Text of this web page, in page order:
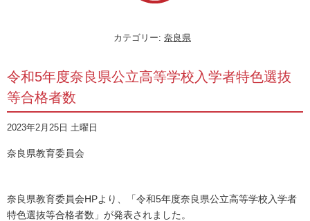
カテゴリー: 奈良県
令和5年度奈良県公立高等学校入学者特色選抜
等合格者数
2023年2月25日 土曜日
奈良県教育委員会
奈良県教育委員会HPより、「令和5年度奈良県公立高等学校入学者
特色選抜等合格者数」が発表されました。